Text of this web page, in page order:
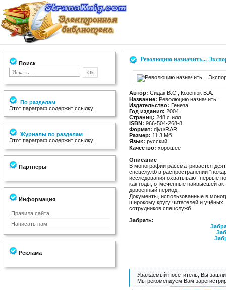
Поиск
По разделам
Этот параграф содержит ссылку.
Журналы по разделам
Этот параграф содержит ссылку.
Партнеры
Информация
Правила сайта
Написать нам
Реклама
Революцию назначить...
Автор: Сидак В.С., Козенюк В.А.
Название: Революцию назначить...
Издательство: Генеза
Год издания: 2004
Страниц: 248 c илл.
ISBN: 966-504-268-8
Формат: djvu/RAR
Размер: 11.3 Мб
Язык: русский
Качество: хорошее
Описание
В монографии рассматривается
спецслужб в распространении
исследования охватывают первые
как годы, отмеченные наивысшей
довоенный период.
Документы, использованные в
широкому кругу читателей и
сотрудников спецслужб.
Забрать:
Уважаемый посетитель, Вы зашли
Мы рекомендуем Вам